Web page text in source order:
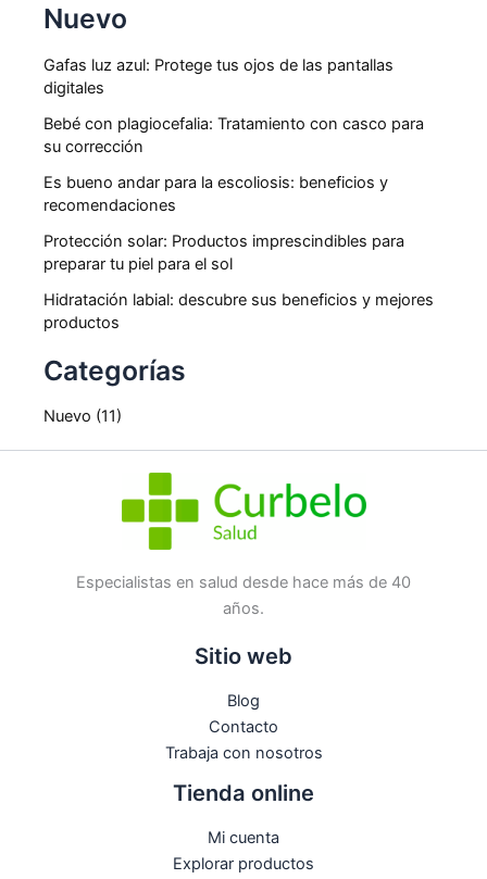
Nuevo
Gafas luz azul: Protege tus ojos de las pantallas
digitales
Bebé con plagiocefalia: Tratamiento con casco para
su corrección
Es bueno andar para la escoliosis: beneficios y
recomendaciones
Protección solar: Productos imprescindibles para
preparar tu piel para el sol
Hidratación labial: descubre sus beneficios y mejores
productos
Categorías
Nuevo (11)
Especialistas en salud desde hace más de 40
años.
Sitio web
Blog
Contacto
Trabaja con nosotros
Tienda online
Mi cuenta
Explorar productos